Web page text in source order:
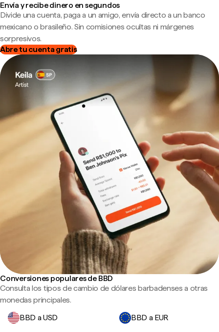
Envía y recibe dinero en segundos
Divide una cuenta, paga a un amigo, envía directo a un banco
mexicano o brasileño. Sin comisiones ocultas ni márgenes
sorpresivos.
Abre tu cuenta gratis
Conversiones populares de BBD
Consulta los tipos de cambio de dólares barbadenses a otras
monedas principales.
BBD a USD
BBD a EUR